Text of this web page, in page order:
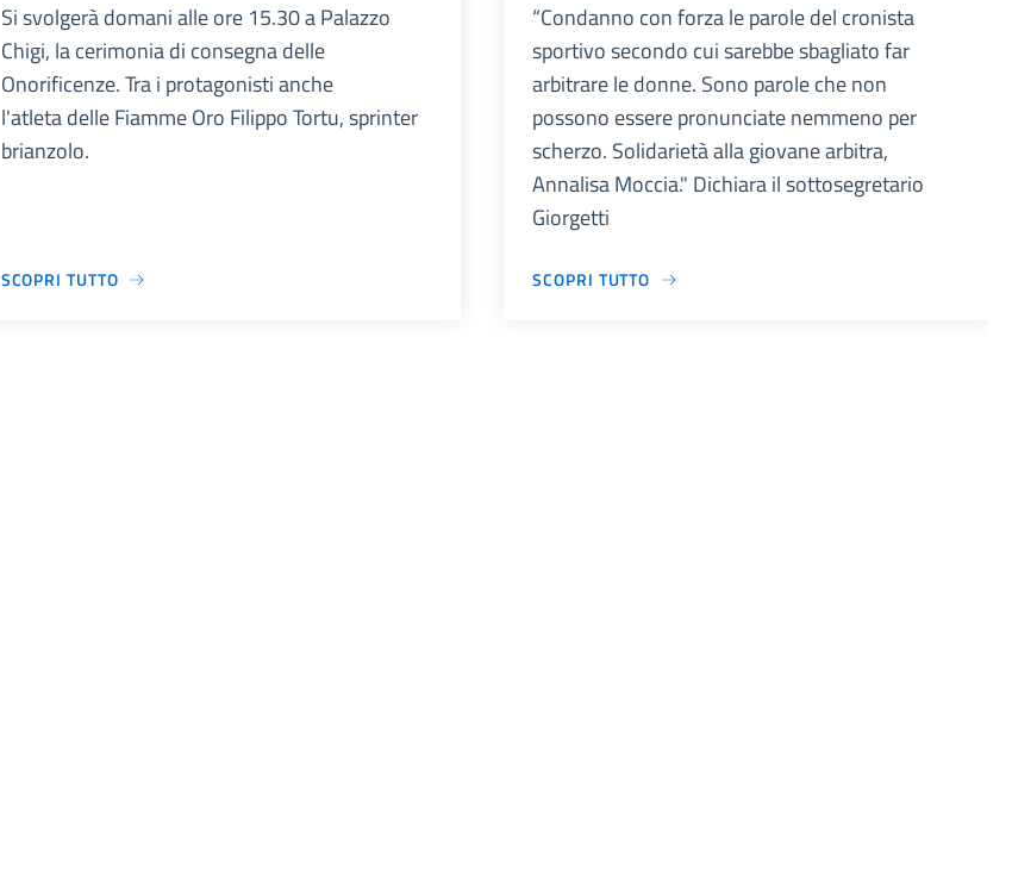
Si svolgerà domani alle ore 15.30 a Palazzo
Chigi, la cerimonia di consegna delle
Onorificenze. Tra i protagonisti anche
l'atleta delle Fiamme Oro Filippo Tortu, sprinter
brianzolo.
SCOPRI TUTTO
“Condanno con forza le parole del cronista
sportivo secondo cui sarebbe sbagliato far
arbitrare le donne. Sono parole che non
possono essere pronunciate nemmeno per
scherzo. Solidarietà alla giovane arbitra,
Annalisa Moccia." Dichiara il sottosegretario
Giorgetti
SCOPRI TUTTO